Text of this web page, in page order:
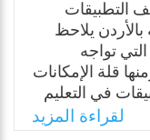
عن بُعد)
التطبيقات
بالأردن يلاحظ
تواجه
قلة الإمكانات
في التعليم
وضعف بامتلاك
لقراءة المزيد